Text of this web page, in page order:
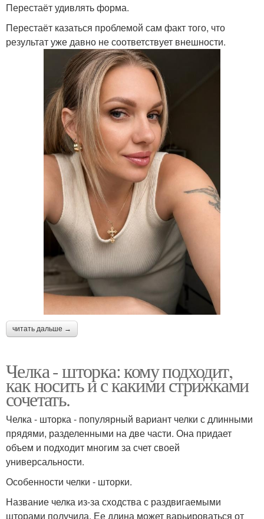
Перестаёт удивлять форма.
Перестаёт казаться проблемой сам факт того, что
результат уже давно не соответствует внешности.
читать дальше →
Челка - шторка: кому подходит,
как носить и с какими стрижками
сочетать.
Челка - шторка - популярный вариант челки с длинными
прядями, разделенными на две части. Она придает
объем и подходит многим за счет своей
универсальности.
Особенности челки - шторки.
Название челка из-за сходства с раздвигаемыми
шторами получила. Ее длина может варьироваться от